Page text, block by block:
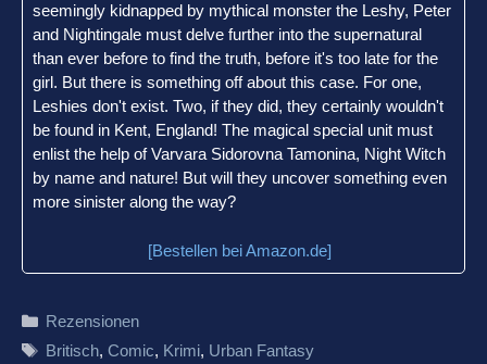
seemingly kidnapped by mythical monster the Leshy, Peter
and Nightingale must delve further into the supernatural
than ever before to find the truth, before it's too late for the
girl. But there is something off about this case. For one,
Leshies don't exist. Two, if they did, they certainly wouldn't
be found in Kent, England! The magical special unit must
enlist the help of Varvara Sidorovna Tamonina, Night Witch
by name and nature! But will they uncover something even
more sinister along the way?
[Bestellen bei Amazon.de]
Kategorien
Rezensionen
Schlagwörter
Britisch, Comic, Krimi, Urban Fantasy